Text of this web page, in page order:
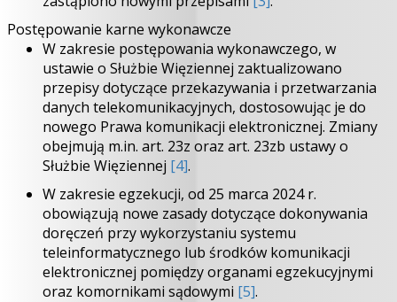
Postępowanie karne wykonawcze
W zakresie postępowania wykonawczego, w
ustawie o Służbie Więziennej zaktualizowano
przepisy dotyczące przekazywania i przetwarzania
danych telekomunikacyjnych, dostosowując je do
nowego Prawa komunikacji elektronicznej. Zmiany
obejmują m.in. art. 23z oraz art. 23zb ustawy o
Służbie Więziennej [4].
W zakresie egzekucji, od 25 marca 2024 r.
obowiązują nowe zasady dotyczące dokonywania
doręczeń przy wykorzystaniu systemu
teleinformatycznego lub środków komunikacji
elektronicznej pomiędzy organami egzekucyjnymi
oraz komornikami sądowymi [5].